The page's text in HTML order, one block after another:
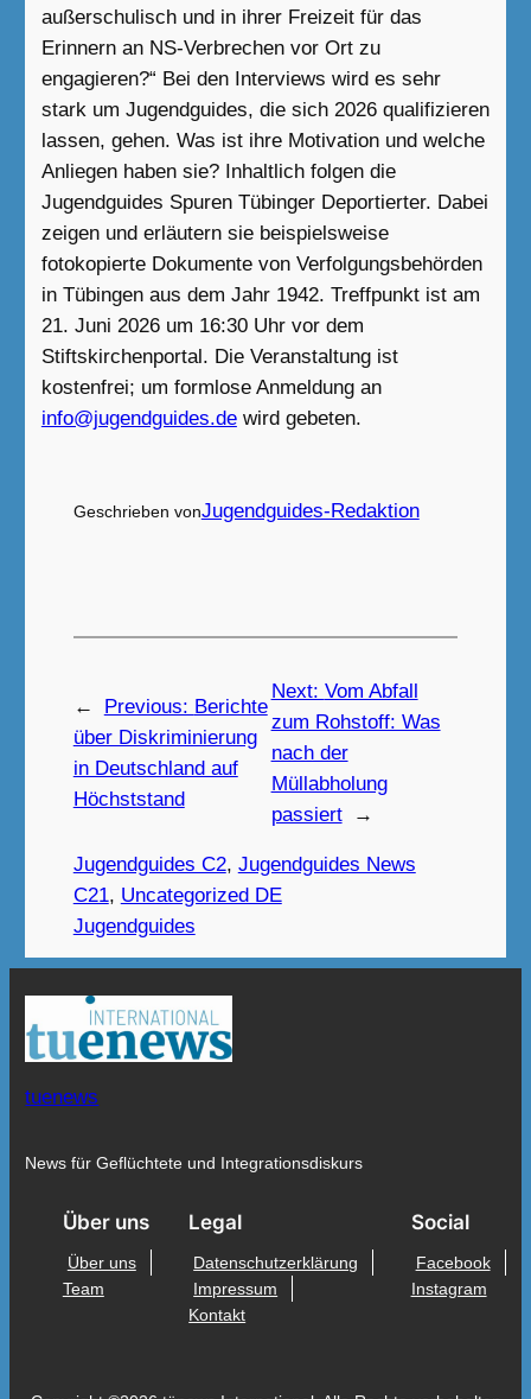
außerschulisch und in ihrer Freizeit für das
Erinnern an NS-Verbrechen vor Ort zu
engagieren?“ Bei den Interviews wird es sehr
stark um Jugendguides, die sich 2026 qualifizieren
lassen, gehen. Was ist ihre Motivation und welche
Anliegen haben sie? Inhaltlich folgen die
Jugendguides Spuren Tübinger Deportierter. Dabei
zeigen und erläutern sie beispielsweise
fotokopierte Dokumente von Verfolgungsbehörden
in Tübingen aus dem Jahr 1942. Treffpunkt ist am
21. Juni 2026 um 16:30 Uhr vor dem
Stiftskirchenportal. Die Veranstaltung ist
kostenfrei; um formlose Anmeldung an
info@jugendguides.dewird gebeten.
Geschrieben vonJugendguides-Redaktion
← Previous: Berichte
über Diskriminierung
in Deutschland auf
Höchststand
Next: Vom Abfall
zum Rohstoff: Was
nach der
Müllabholung
passiert
→
Jugendguides C2, Jugendguides News
C21, Uncategorized DE
Jugendguides
tuenews
News für Geflüchtete und Integrationsdiskurs
Über uns
Über uns
Team
Legal
Datenschutzerklärung
Impressum
Kontakt
Social
Facebook
Instagram